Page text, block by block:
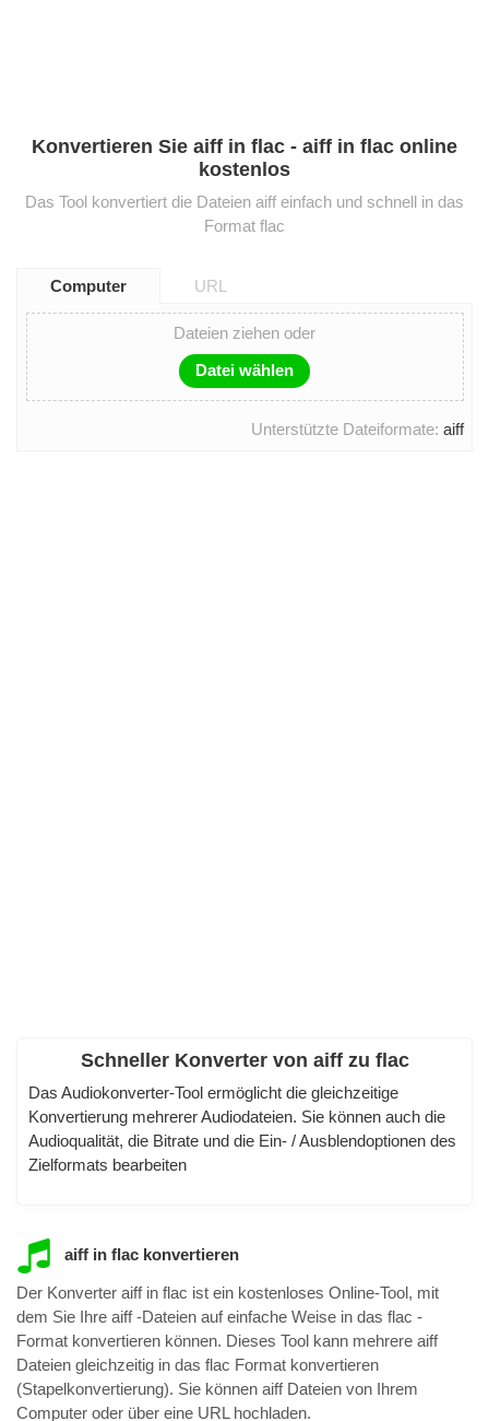
Konvertieren Sie aiff in flac - aiff in flac online
kostenlos
Das Tool konvertiert die Dateien aiff einfach und schnell in das
Format flac
Computer URL
Dateien ziehen oder
Datei wählen
Unterstützte Dateiformate: aiff
Schneller Konverter von aiff zu flac
Das Audiokonverter-Tool ermöglicht die gleichzeitige
Konvertierung mehrerer Audiodateien. Sie können auch die
Audioqualität, die Bitrate und die Ein- / Ausblendoptionen des
Zielformats bearbeiten
aiff in flac konvertieren
Der Konverter aiff in flac ist ein kostenloses Online-Tool, mit
dem Sie Ihre aiff -Dateien auf einfache Weise in das flac -
Format konvertieren können. Dieses Tool kann mehrere aiff
Dateien gleichzeitig in das flac Format konvertieren
(Stapelkonvertierung). Sie können aiff Dateien von Ihrem
Computer oder über eine URL hochladen.